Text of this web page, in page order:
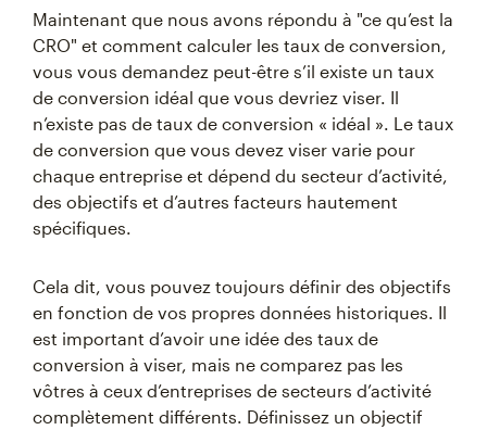
Maintenant que nous avons répondu à "ce qu’est la
CRO" et comment calculer les taux de conversion,
vous vous demandez peut-être s’il existe un taux
de conversion idéal que vous devriez viser. Il
n’existe pas de taux de conversion « idéal ». Le taux
de conversion que vous devez viser varie pour
chaque entreprise et dépend du secteur d’activité,
des objectifs et d’autres facteurs hautement
spécifiques.
Cela dit, vous pouvez toujours définir des objectifs
en fonction de vos propres données historiques. Il
est important d’avoir une idée des taux de
conversion à viser, mais ne comparez pas les
vôtres à ceux d’entreprises de secteurs d’activité
complètement différents. Définissez un objectif